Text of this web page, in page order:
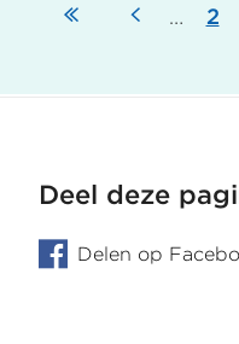
Eerste Vorige
… 2
Deel deze
Delen op